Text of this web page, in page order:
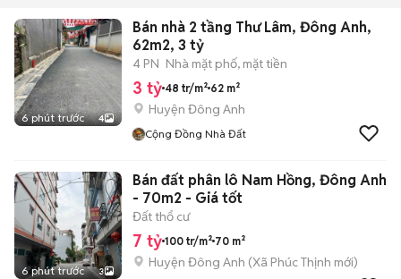
6 phút trước 4
Bán nhà 2 tầng Thư Lâm, Đông Anh,
62m2, 3 tỷ
4 PN Nhà mặt phố, mặt tiền
3 tỷ 48 tr/m² 62 m²
Huyện Đông Anh
Cộng Đồng Nhà Đất
6 phút trước 3
Bán đất phân lô Nam Hồng, Đông Anh
- 70m2 - Giá tốt
Đất thổ cư
7 tỷ 100 tr/m² 70 m²
Huyện Đông Anh (Xã Phúc Thịnh mới)